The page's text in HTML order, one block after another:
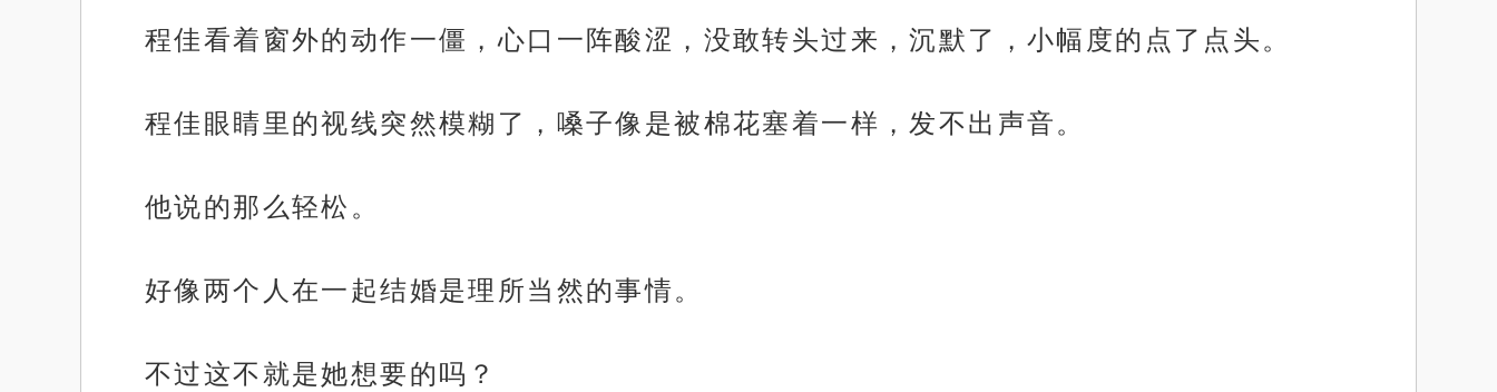
程佳看着窗外的动作一僵，心口一阵酸涩，没敢转头过来，沉默了，小幅度的点了点头。
程佳眼睛里的视线突然模糊了，嗓子像是被棉花塞着一样，发不出声音。
他说的那么轻松。
好像两个人在一起结婚是理所当然的事情。
不过这不就是她想要的吗？